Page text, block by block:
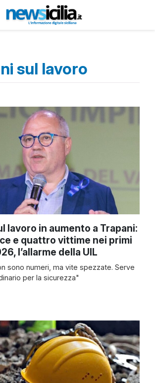
sul lavoro
lavoro in aumento a Trapani:
e quattro vittime nei primi
l’allarme della UIL
sono numeri, ma vite spezzate. Serve
per la sicurezza"